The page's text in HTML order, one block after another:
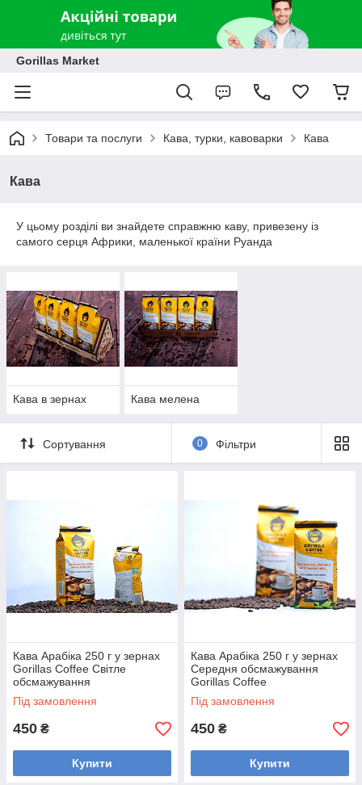
Gorillas Market
Товари та послуги Кава, турки, кавоварки Кава
Кава
У цьому розділі ви знайдете справжню каву, привезену із
самого серця Африки, маленької країни Руанда
Кава в зернах Кава мелена
Сортування 0 Фільтри
Кава Арабіка 250 г у зернах
Gorillas Coffee Світле
обсмажування
Під замовлення
450 ₴
Купити
Кава Арабіка 250 г у зернах
Середня обсмажування
Gorillas Coffee
Під замовлення
450 ₴
Купити